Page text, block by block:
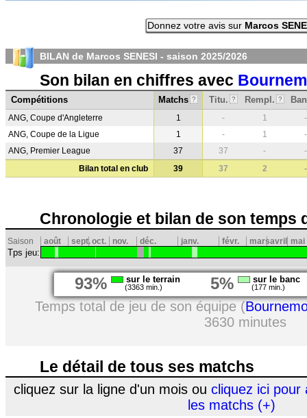
Donnez votre avis sur Marcos
BILAN de Marcos SENESI - saison 2025/2026
Son bilan en chiffres avec
Compétitions Matchs ? Titu. ? Rempl. ?
ANG, Coupe d'Angleterre 1 - 1
-
ANG, Coupe de la Ligue
1 - 1
-
ANG, Premier League
37 37 -
-
Bilan total en club
39 37 2 -
Chronologie et bilan de son temps
Saison août sept.oct. nov. déc. janv. févr. marsavril mai
Tps jeu:
93% sur le terrain
(3363 min.) 5% sur le banc
(177 min.)
Temps total de jeu de son équipe (
3630 minutes
Le détail de tous ses matchs
cliquez sur la ligne d'un mois ou cliquez ici pour
les matchs (+)